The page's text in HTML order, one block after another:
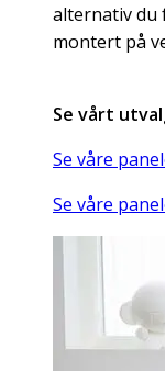
alternativ
montert på
Se vårt
Se våre
Se våre